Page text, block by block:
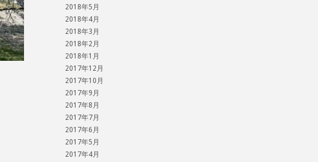
2018年5月
2018年4月
2018年3月
2018年2月
2018年1月
2017年12月
2017年10月
2017年9月
2017年8月
2017年7月
2017年6月
2017年5月
2017年4月